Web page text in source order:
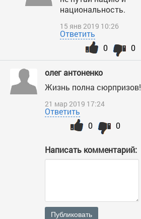
национальность.
15 янв 2019 10:26
Ответить
0
0
олег антоненко
Жизнь полна сюрпризов!
21 мар 2019 17:24
Ответить
0
0
Написать комментарий:
Публиковать